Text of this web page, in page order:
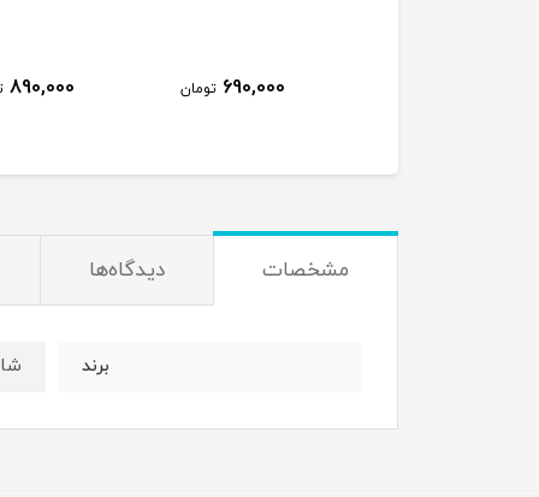
690,000 تومان 890,000
مشخصات دیدگاه‌ها
برند